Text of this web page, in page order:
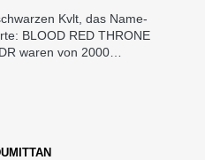
Kvlt, das Name-
BLOOD RED THRONE
waren von 2000…